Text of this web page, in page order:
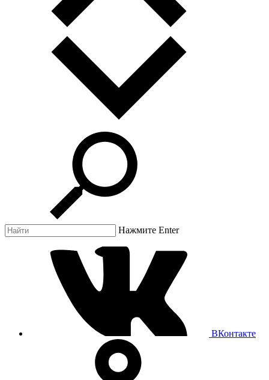
Нажмите Enter
ВКонтакте